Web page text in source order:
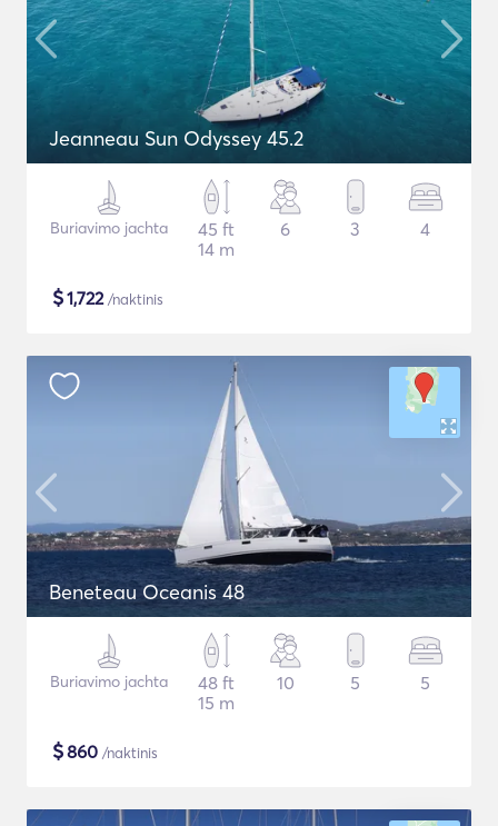
Jeanneau Sun Odyssey 45.2
Buriavimo jachta
45 ft
14 m
6 3 4
$1,722/naktinis
Beneteau Oceanis 48
Buriavimo jachta
48 ft
15 m
10 5 5
$860 /naktinis